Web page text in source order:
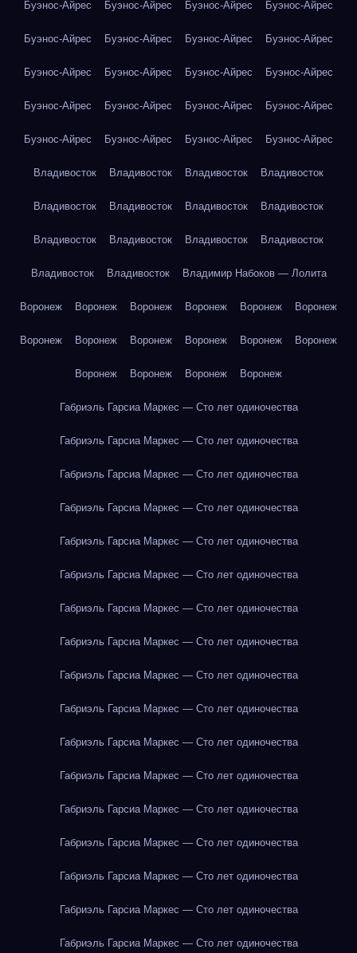
Буэнос-Айрес Буэнос-Айрес Буэнос-Айрес Буэнос-Айрес
Буэнос-Айрес Буэнос-Айрес Буэнос-Айрес Буэнос-Айрес
Буэнос-Айрес Буэнос-Айрес Буэнос-Айрес Буэнос-Айрес
Буэнос-Айрес Буэнос-Айрес Буэнос-Айрес Буэнос-Айрес
Буэнос-Айрес Буэнос-Айрес Буэнос-Айрес Буэнос-Айрес
Владивосток Владивосток Владивосток Владивосток
Владивосток Владивосток Владивосток Владивосток
Владивосток Владивосток Владивосток Владивосток
Владивосток Владивосток Владимир Набоков — Лолита
Воронеж Воронеж Воронеж Воронеж Воронеж Воронеж
Воронеж Воронеж Воронеж Воронеж Воронеж Воронеж
Воронеж Воронеж Воронеж Воронеж
Габриэль Гарсиа Маркес — Сто лет одиночества
Габриэль Гарсиа Маркес — Сто лет одиночества
Габриэль Гарсиа Маркес — Сто лет одиночества
Габриэль Гарсиа Маркес — Сто лет одиночества
Габриэль Гарсиа Маркес — Сто лет одиночества
Габриэль Гарсиа Маркес — Сто лет одиночества
Габриэль Гарсиа Маркес — Сто лет одиночества
Габриэль Гарсиа Маркес — Сто лет одиночества
Габриэль Гарсиа Маркес — Сто лет одиночества
Габриэль Гарсиа Маркес — Сто лет одиночества
Габриэль Гарсиа Маркес — Сто лет одиночества
Габриэль Гарсиа Маркес — Сто лет одиночества
Габриэль Гарсиа Маркес — Сто лет одиночества
Габриэль Гарсиа Маркес — Сто лет одиночества
Габриэль Гарсиа Маркес — Сто лет одиночества
Габриэль Гарсиа Маркес — Сто лет одиночества
Габриэль Гарсиа Маркес — Сто лет одиночества